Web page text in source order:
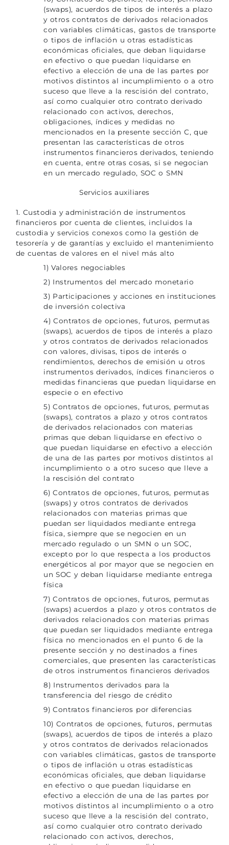
(swaps), acuerdos de tipos de interés a plazo
y otros contratos de derivados relacionados
con variables climáticas, gastos de transporte
o tipos de inflación u otras estadísticas
económicas oficiales, que deban liquidarse
en efectivo o que puedan liquidarse en
efectivo a elección de una de las partes por
motivos distintos al incumplimiento o a otro
suceso que lleve a la rescisión del contrato,
así como cualquier otro contrato derivado
relacionado con activos, derechos,
obligaciones, índices y medidas no
mencionados en la presente sección C, que
presentan las características de otros
instrumentos financieros derivados, teniendo
en cuenta, entre otras cosas, si se negocian
en un mercado regulado, SOC o SMN
Servicios auxiliares
1. Custodia y administración de instrumentos
financieros por cuenta de clientes, incluidos la
custodia y servicios conexos como la gestión de
tesorería y de garantías y excluido el mantenimiento
de cuentas de valores en el nivel más alto
1) Valores negociables
2) Instrumentos del mercado monetario
3) Participaciones y acciones en instituciones
de inversión colectiva
4) Contratos de opciones, futuros, permutas
(swaps), acuerdos de tipos de interés a plazo
y otros contratos de derivados relacionados
con valores, divisas, tipos de interés o
rendimientos, derechos de emisión u otros
instrumentos derivados, índices financieros o
medidas financieras que puedan liquidarse en
especie o en efectivo
5) Contratos de opciones, futuros, permutas
(swaps), contratos a plazo y otros contratos
de derivados relacionados con materias
primas que deban liquidarse en efectivo o
que puedan liquidarse en efectivo a elección
de una de las partes por motivos distintos al
incumplimiento o a otro suceso que lleve a
la rescisión del contrato
6) Contratos de opciones, futuros, permutas
(swaps) y otros contratos de derivados
relacionados con materias primas que
puedan ser liquidados mediante entrega
física, siempre que se negocien en un
mercado regulado o un SMN o un SOC,
excepto por lo que respecta a los productos
energéticos al por mayor que se negocien en
un SOC y deban liquidarse mediante entrega
física
7) Contratos de opciones, futuros, permutas
(swaps) acuerdos a plazo y otros contratos de
derivados relacionados con materias primas
que puedan ser liquidados mediante entrega
física no mencionados en el punto 6 de la
presente sección y no destinados a fines
comerciales, que presenten las características
de otros instrumentos financieros derivados
8) Instrumentos derivados para la
transferencia del riesgo de crédito
9) Contratos financieros por diferencias
10) Contratos de opciones, futuros, permutas
(swaps), acuerdos de tipos de interés a plazo
y otros contratos de derivados relacionados
con variables climáticas, gastos de transporte
o tipos de inflación u otras estadísticas
económicas oficiales, que deban liquidarse
en efectivo o que puedan liquidarse en
efectivo a elección de una de las partes por
motivos distintos al incumplimiento o a otro
suceso que lleve a la rescisión del contrato,
así como cualquier otro contrato derivado
relacionado con activos, derechos,